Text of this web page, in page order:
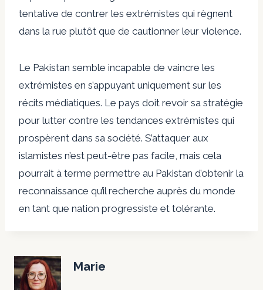
tentative de contrer les extrémistes qui règnent
dans la rue plutôt que de cautionner leur violence.
Le Pakistan semble incapable de vaincre les
extrémistes en s’appuyant uniquement sur les
récits médiatiques. Le pays doit revoir sa stratégie
pour lutter contre les tendances extrémistes qui
prospèrent dans sa société. S’attaquer aux
islamistes n’est peut-être pas facile, mais cela
pourrait à terme permettre au Pakistan d’obtenir la
reconnaissance qu’il recherche auprès du monde
en tant que nation progressiste et tolérante.
Marie